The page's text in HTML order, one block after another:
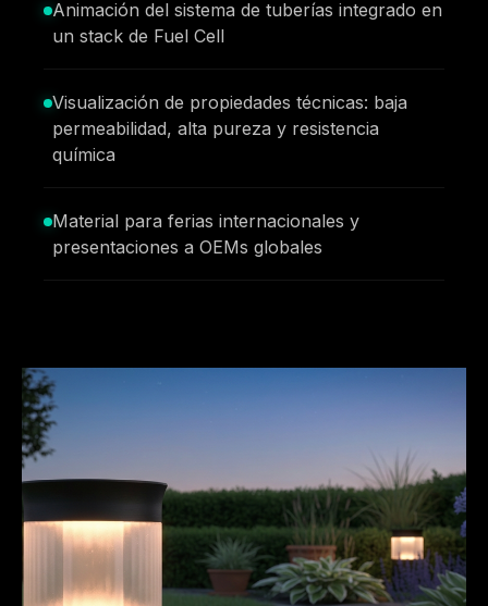
Animación del sistema de tuberías integrado en
un stack de Fuel Cell
Visualización de propiedades técnicas: baja
permeabilidad, alta pureza y resistencia
química
Material para ferias internacionales y
presentaciones a OEMs globales